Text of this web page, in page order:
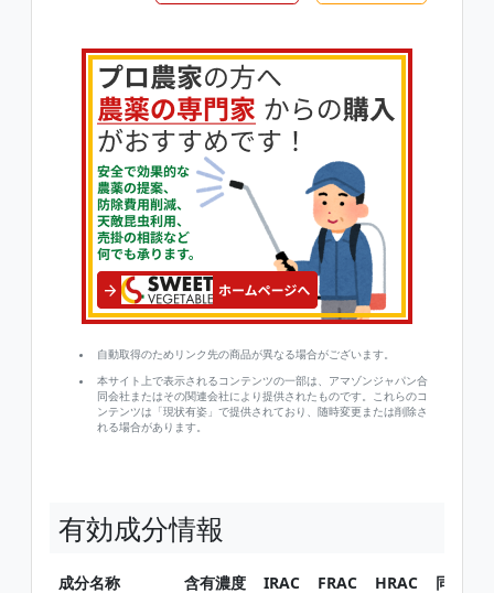
自動取得のためリンク先の商品が異なる場合がございます。
本サイト上で表示されるコンテンツの一部は、アマゾンジャパン合
同会社またはその関連会社により提供されたものです。これらのコ
ンテンツは「現状有姿」で提供されており、随時変更または削除さ
れる場合があります。
有効成分情報
成分名称 含有濃度 IRAC FRAC HRAC 同じ有